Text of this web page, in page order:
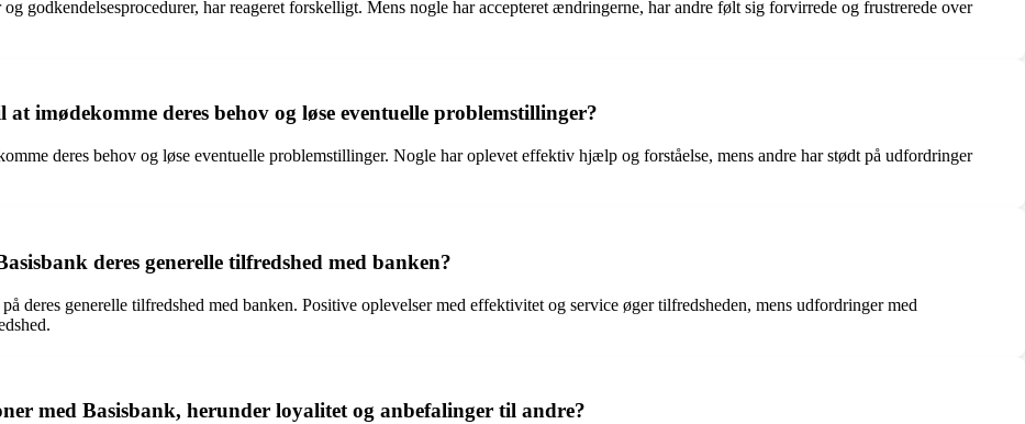
godkendelsesprocedurer, har reageret forskelligt. Mens nogle har accepteret ændringerne, har andre følt sig forvirrede og frustrerede over
imødekomme deres behov og løse eventuelle problemstillinger?
deres behov og løse eventuelle problemstillinger. Nogle har oplevet effektiv hjælp og forståelse, mens andre har stødt på udfordringer
deres generelle tilfredshed med banken?
deres generelle tilfredshed med banken. Positive oplevelser med effektivitet og service øger tilfredsheden, mens udfordringer med
med Basisbank, herunder loyalitet og anbefalinger til andre?